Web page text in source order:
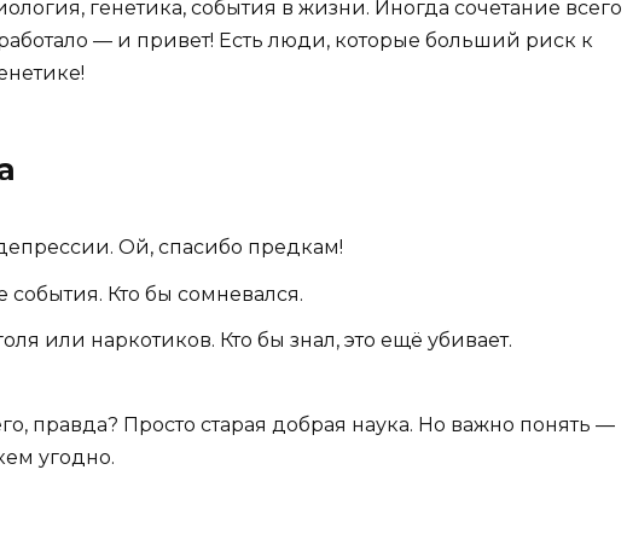
генетика, события в жизни. Иногда сочетание всего
— и привет! Есть люди, которые больший риск к
Ой, спасибо предкам!
Кто бы сомневался.
или наркотиков. Кто бы знал, это ещё убивает.
правда? Просто старая добрая наука. Но важно понять —
угодно.